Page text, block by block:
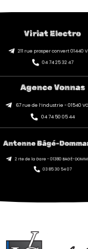
Viriat Electro
211 rue prosper convert 01440
04 74 25 32 47
Agence Vonnas
67 rue de l’Industrie - 01540
04 74 50 05 44
Antenne Bâgé-
2 rte de la Gare - 01380 BAGÉ-
03 85 30 54 07